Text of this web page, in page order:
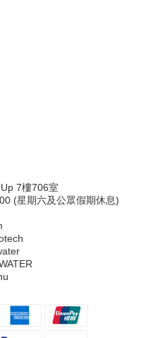
7樓706室
(星期六及公眾假期休息)